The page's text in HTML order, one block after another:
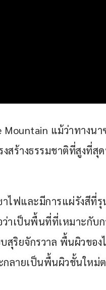
แม้ว่าทางนา
งสร้างธรรมชาติที่สูงที่
าไฟและมีการแผ่รังสีที่
ว่าเป็นพื้นที่ที่เหมาะกับ
สุริยจักรวาล พื้นผิวของ
ลายเป็นพื้นผิวชั้นใหม่ต